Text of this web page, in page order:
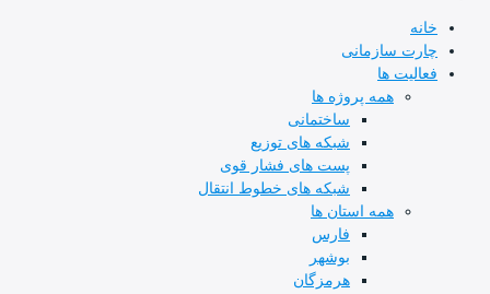
چارت سازمانی
فعالیت ها
همه پروژه ها
ساختمانی
شبکه های توزیع
پست های فشار قوی
شبکه های خطوط انتقال
همه استان ها
فارس
بوشهر
هرمزگان